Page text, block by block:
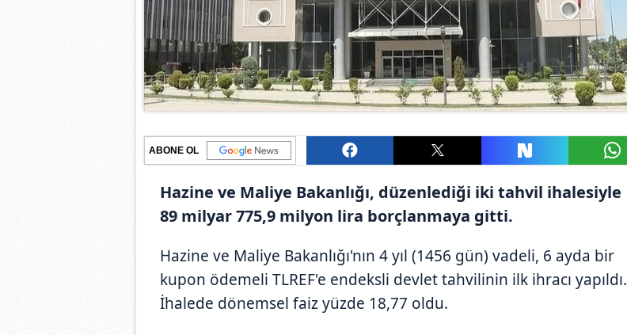
ABONE OL
Hazine ve Maliye Bakanlığı, düzenlediği iki tahvil ihalesiyle
89 milyar 775,9 milyon lira borçlanmaya gitti.
Hazine ve Maliye Bakanlığı'nın 4 yıl (1456 gün) vadeli, 6 ayda bir
kupon ödemeli TLREF'e endeksli devlet tahvilinin ilk ihracı yapıldı.
İhalede dönemsel faiz yüzde 18,77 oldu.